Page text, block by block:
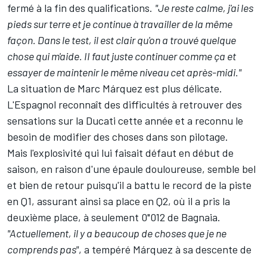
fermé à la fin des qualifications. "Je reste calme, j'ai les
pieds sur terre et je continue à travailler de la même
façon. Dans le test, il est clair qu'on a trouvé quelque
chose qui m'aide. II faut juste continuer comme ça et
essayer de maintenir le même niveau cet après-midi."
La situation de Marc Márquez est plus délicate.
L'Espagnol reconnaît des difficultés à retrouver des
sensations sur la Ducati cette année et a reconnu le
besoin de modifier des choses dans son pilotage.
Mais l'explosivité qui lui faisait défaut en début de
saison, en raison d'une épaule douloureuse, semble bel
et bien de retour puisqu'il a battu le record de la piste
en Q1, assurant ainsi sa place en Q2, où il a pris la
deuxième place, à seulement 0"012 de Bagnaia.
"Actuellement, il y a beaucoup de choses que je ne
comprends pas", a tempéré Márquez à sa descente de